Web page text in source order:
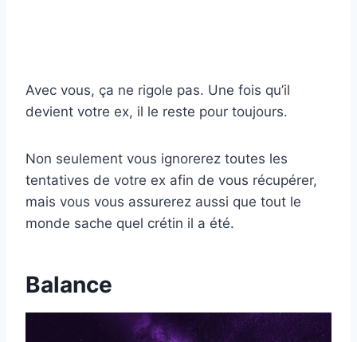
Avec vous, ça ne rigole pas. Une fois qu’il
devient votre ex, il le reste pour toujours.
Non seulement vous ignorerez toutes les
tentatives de votre ex afin de vous récupérer,
mais vous vous assurerez aussi que tout le
monde sache quel crétin il a été.
Balance